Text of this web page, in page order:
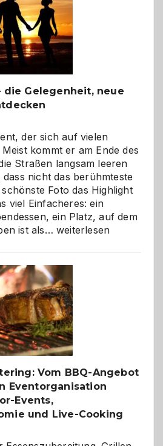
die Gelegenheit, neue
der sich auf vielen
kommt er am Ende des
Straßen langsam leeren
nicht das berühmteste
Foto das Highlight
viel Einfacheres: ein
ein Platz, auf dem
ist als… Als
–
die
Gelegenheit,
neue
Reiseziele
zu
entdecken
weiterlesen
Vom BBQ-Angebot
Eventorganisation
Events,
und Live-Cooking